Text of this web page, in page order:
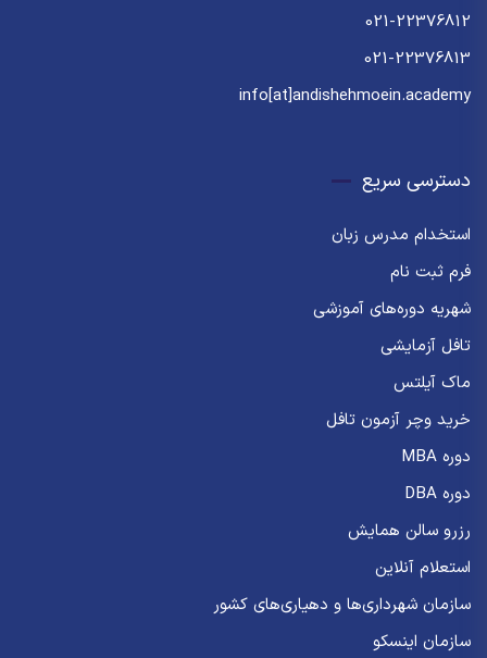
021-22376812
021-22376813
info[at]andishehmoein.academy
دسترسی سریع
استخدام مدرس زبان
فرم ثبت نام
شهریه دوره‌های آموزشی
تافل آزمایشی
ماک آیلتس
خرید وچر آزمون تافل
دوره MBA
دوره DBA
رزرو سالن همایش
استعلام آنلاین
سازمان شهرداری‌ها و دهیاری‌های کشور
سازمان اینسکو